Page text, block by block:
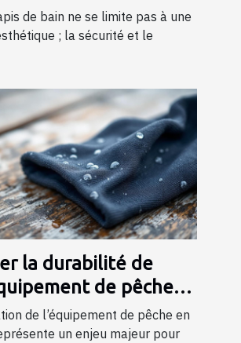
de bain ne se limite pas à une
; la sécurité et le
la durabilité de
de pêche
de l’équipement de pêche en
un enjeu majeur pour